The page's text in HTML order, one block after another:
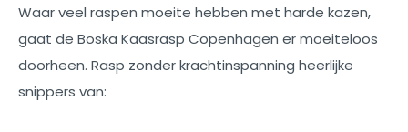
Waar veel raspen moeite hebben met harde kazen,
gaat de Boska Kaasrasp Copenhagen er moeiteloos
doorheen. Rasp zonder krachtinspanning heerlijke
snippers van: